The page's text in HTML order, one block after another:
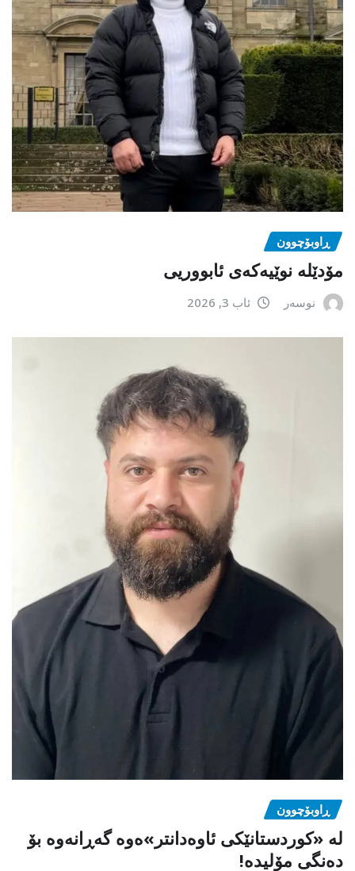
ڕاوبۆچوون
مۆدێلە نوێیەکەى ئابووریی
نوسەر ئاب 3, 2026
ڕاوبۆچوون
لە «کوردستانێکی ئاوەدانتر»ەوە گەڕانەوە بۆ
دەنگی مۆلیدە!